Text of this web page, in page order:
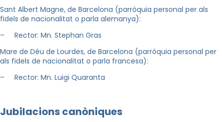
Sant Albert Magne, de Barcelona (parròquia personal per als
fidels de nacionalitat o parla alemanya):
– Rector: Mn. Stephan Gras
Mare de Déu de Lourdes, de Barcelona (parròquia personal per
als fidels de nacionalitat o parla francesa):
– Rector: Mn. Luigi Quaranta
Jubilacions canòniques